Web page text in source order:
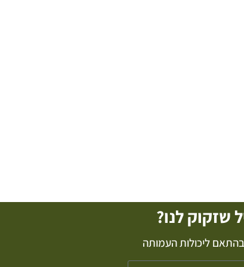
שזקוק לנו?
בהתאם ליכולות העמותה